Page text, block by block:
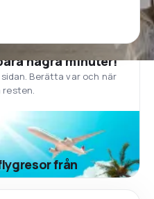
några minuter!
Berätta var och när
resten.
från